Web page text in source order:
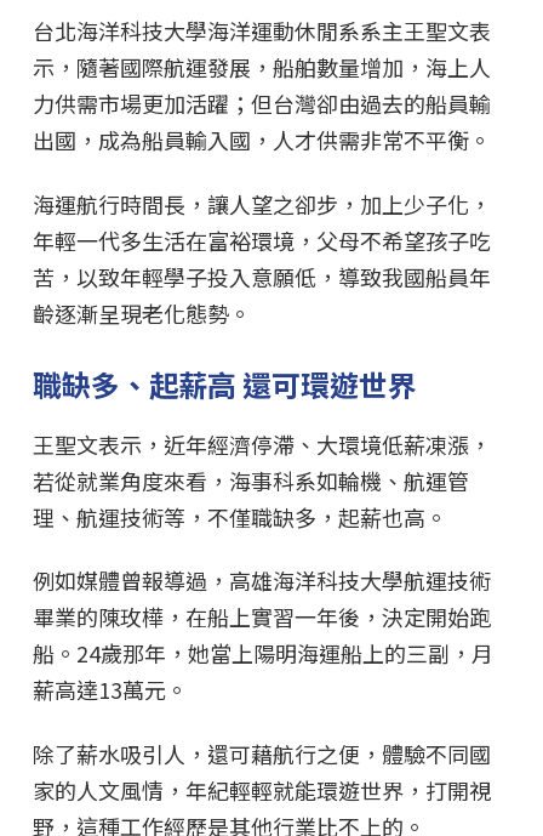
台北海洋科技大學海洋運動休閒系系主王聖文表
示，隨著國際航運發展，船舶數量增加，海上人
力供需市場更加活躍；但台灣卻由過去的船員輸
出國，成為船員輸入國，人才供需非常不平衡。
海運航行時間長，讓人望之卻步，加上少子化，
年輕一代多生活在富裕環境，父母不希望孩子吃
苦，以致年輕學子投入意願低，導致我國船員年
齡逐漸呈現老化態勢。
職缺多、起薪高 還可環遊世界
王聖文表示，近年經濟停滯、大環境低薪凍漲，
若從就業角度來看，海事科系如輪機、航運管
理、航運技術等，不僅職缺多，起薪也高。
例如媒體曾報導過，高雄海洋科技大學航運技術
畢業的陳玫樺，在船上實習一年後，決定開始跑
船。24歲那年，她當上陽明海運船上的三副，月
薪高達13萬元。
除了薪水吸引人，還可藉航行之便，體驗不同國
家的人文風情，年紀輕輕就能環遊世界，打開視
野，這種工作經歷是其他行業比不上的。